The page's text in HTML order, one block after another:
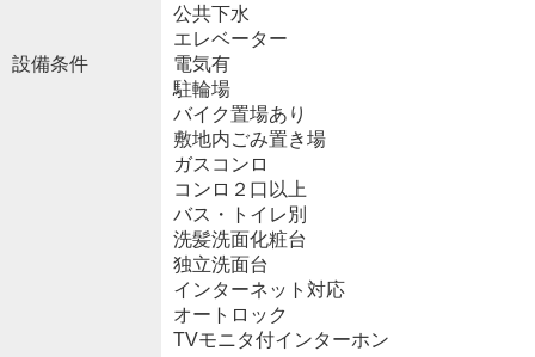
設備条件
公共下水
エレベーター
電気有
駐輪場
バイク置場あり
敷地内ごみ置き場
ガスコンロ
コンロ２口以上
バス・トイレ別
洗髪洗面化粧台
独立洗面台
インターネット対応
オートロック
TVモニタ付インターホン